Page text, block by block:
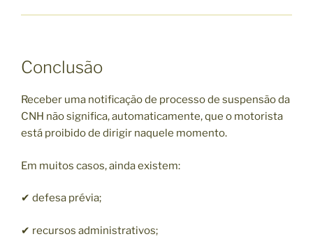
Conclusão
Receber uma notificação de processo de suspensão da
CNH não significa, automaticamente, que o motorista
está proibido de dirigir naquele momento.
Em muitos casos, ainda existem:
✔ defesa prévia;
✔ recursos administrativos;